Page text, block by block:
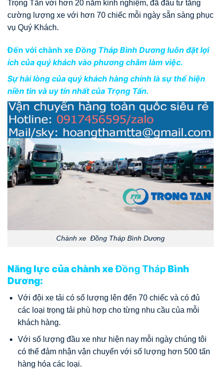
Trọng Tấn với hơn 20 năm kinh nghiệm, đã đầu tư tăng
cường lượng xe với hơn 70 chiếc mỗi ngày sẵn sàng phục
vụ Quý Khách.
Đến với chành xeĐồng Tháp Bình Dương luôn đặt lợi
ích của quý khách vào phương châm làm việc.
Sự hài lòng của quý khách hàng chính là sự thể hiện
niền tin và uy tín nhất của Trọng Tấn.
Chành xe Đồng Tháp Bình Dương
Năng lực của chành xeĐồng ThápBình
Dương:
Với đội xe tải có số lượng lên đến 70 chiếc và có đủ
các loại trọng tải phù hợp cho từng nhu cầu của mỗi
khách hàng.
Với số lượng đầu xe như hiện nay mỗi ngày chúng tôi
có thể đảm nhận vận chuyển với số lượng hơn 500 tấn
hàng hóa các loại.